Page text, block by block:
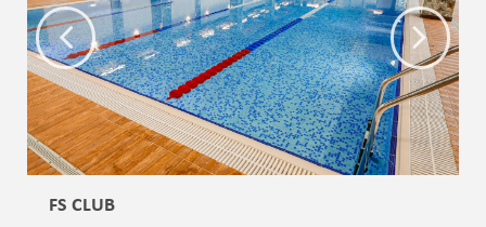
FS CLUB